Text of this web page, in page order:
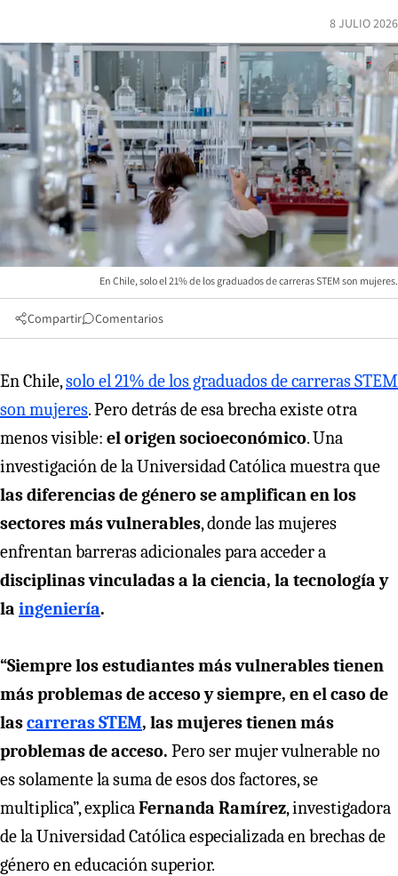
8 JULIO 2026
En Chile, solo el 21% de los graduados de carreras STEM son mujeres.
Compartir Comentarios
En Chile,solo el 21% de los graduados de carreras STEM
son mujeres. Pero detrás de esa brecha existe otra
menos visible: el origen socioeconómico. Una
investigación de la Universidad Católica muestra que
las diferencias de género se amplifican en los
sectores más vulnerables, donde las mujeres
enfrentan barreras adicionales para acceder a
disciplinas vinculadas a la ciencia, la tecnología y
la ingeniería.
“Siempre los estudiantes más vulnerables tienen
más problemas de acceso y siempre, en el caso de
lascarreras STEM, las mujeres tienen más
problemas de acceso. Pero ser mujer vulnerable no
es solamente la suma de esos dos factores, se
multiplica”, explicaFernanda Ramírez, investigadora
de la Universidad Católica especializada en brechas de
género en educación superior.